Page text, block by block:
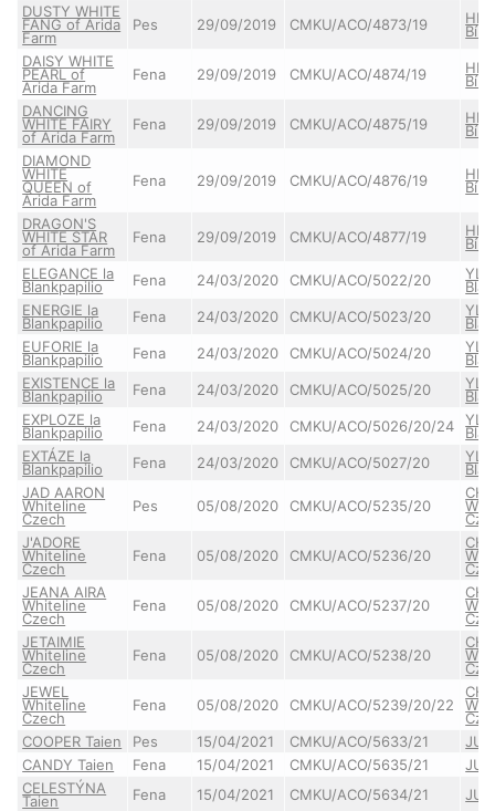
DUSTY WHITE
FANG of Arida
Farm
Pes 29/09/2019 CMKU/ACO/4873/19
Bílá
DAISY WHITE
PEARL of
Arida Farm
Fena 29/09/2019 CMKU/ACO/4874/19
Bílá
DANCING
WHITE FAIRY
of Arida Farm
Fena 29/09/2019 CMKU/ACO/4875/19
Bílá
DIAMOND
WHITE
QUEEN of
Arida Farm
Fena 29/09/2019 CMKU/ACO/4876/19 Bílá
DRAGON'S
WHITE STAR
of Arida Farm
Fena 29/09/2019 CMKU/ACO/4877/19
Bílá
ELEGANCE la
Blankpapilio Fena 24/03/2020 CMKU/ACO/5022/20
ENERGIE la
Blankpapilio Fena 24/03/2020 CMKU/ACO/5023/20
EUFORIE la
Blankpapilio Fena 24/03/2020 CMKU/ACO/5024/20
EXISTENCE la
Blankpapilio Fena 24/03/2020 CMKU/ACO/5025/20
EXPLOZE la
Blankpapilio Fena 24/03/2020 CMKU/ACO/5026/20/24
EXTÁZE la
Blankpapilio Fena 24/03/2020 CMKU/ACO/5027/20
JAD AARON
Whiteline
Czech
Pes 05/08/2020 CMKU/ACO/5235/20
J'ADORE
Whiteline
Czech
Fena 05/08/2020 CMKU/ACO/5236/20
JEANA AIRA
Whiteline
Czech
Fena 05/08/2020 CMKU/ACO/5237/20
JETAIMIE
Whiteline
Czech
Fena 05/08/2020 CMKU/ACO/5238/20
JEWEL
Whiteline
Czech
Fena 05/08/2020 CMKU/ACO/5239/20/22
COOPER Taien
Pes 15/04/2021 CMKU/ACO/5633/21
CANDY Taien
Fena 15/04/2021 CMKU/ACO/5635/21
CELESTÝNA
Taien Fena 15/04/2021 CMKU/ACO/5634/21